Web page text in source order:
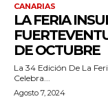
CANARIAS
LA FERIA
DE OCTUBRE
La 34 Edición De La
Celebra...
Agosto 7, 2024